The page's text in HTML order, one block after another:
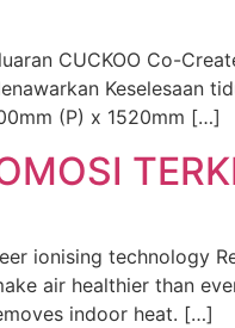
CUCKOO Co-
Keselesaan
(P) x 1520mm […]
ionising technology
air healthier than
indoor heat. […]